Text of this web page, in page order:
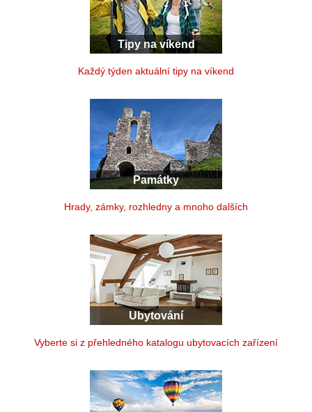
Tipy na víkend
Každý týden aktuální tipy na víkend
Památky
Hrady, zámky, rozhledny a mnoho dalších
Ubytování
Vyberte si z přehledného katalogu ubytovacích zařízení